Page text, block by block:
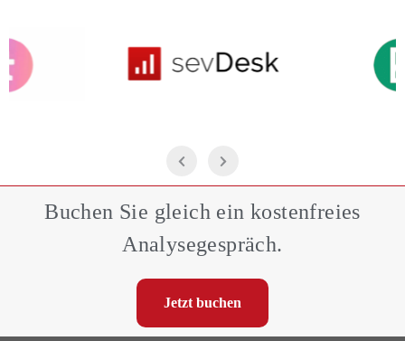
Buchen Sie gleich ein kostenfreies
Analysegespräch.
Jetzt buchen